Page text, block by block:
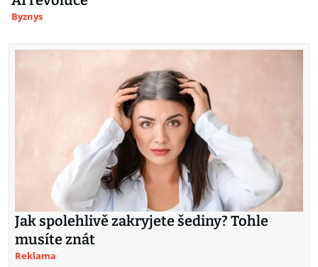
Byznys
Jak spolehlivě zakryjete šediny? Tohle
musíte znát
Reklama